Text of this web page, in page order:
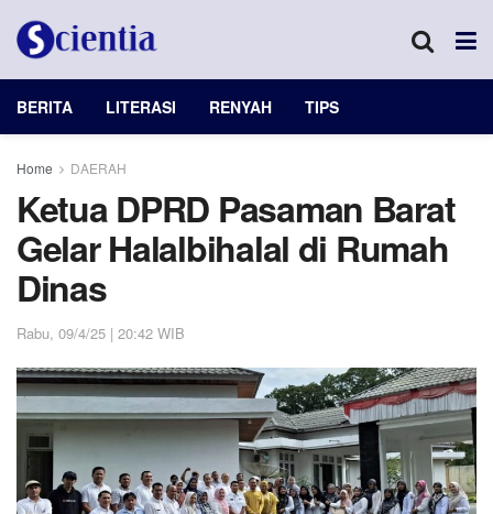
BERITA LITERASI RENYAH TIPS
Home DAERAH
Ketua DPRD Pasaman Barat
Gelar Halalbihalal di Rumah
Dinas
Rabu, 09/4/25 | 20:42 WIB